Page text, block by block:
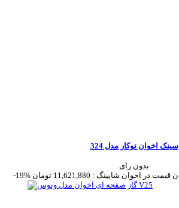
سینک اخوان توکار مدل 324
بدون رای
-19%
قیمت در اخوان شاپینگ : 11,621,880 تومان